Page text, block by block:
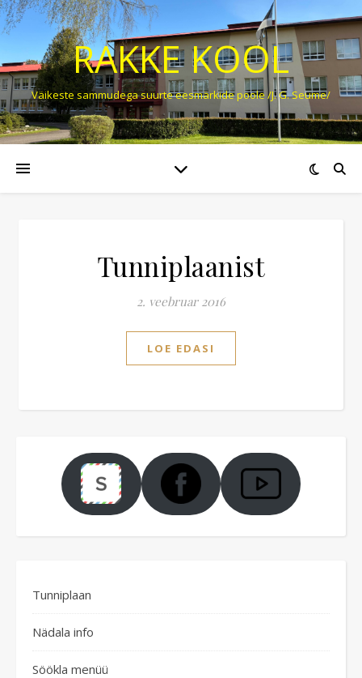
RAKKE KOOL
Väikeste sammudega suurte eesmärkide poole /J. G. Seume/
Tunniplaanist
2. veebruar 2016
LOE EDASI
Tunniplaan
Nädala info
Söökla menüü